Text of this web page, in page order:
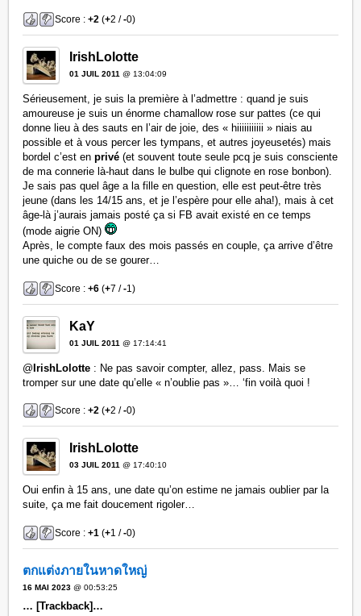
Score :+2 (+2 /-0)
IrishLolotte
01 JUIL 2011 @ 13:04:09
Sérieusement, je suis la première à l’admettre : quand je suis
amoureuse je suis un énorme chamallow rose sur pattes (ce qui
donne lieu à des sauts en l’air de joie, des « hiiiiiiiiiii » niais au
possible et à vous percer les tympans, et autres joyeusetés) mais
bordel c’est enprivé(et souvent toute seule pcq je suis consciente
de ma connerie là-haut dans le bulbe qui clignote en rose bonbon).
Je sais pas quel âge a la fille en question, elle est peut-être très
jeune (dans les 14/15 ans, et je l’espère pour elle aha!), mais à cet
âge-là j’aurais jamais posté ça si FB avait existé en ce temps
(mode aigrie ON)
Après, le compte faux des mois passés en couple, ça arrive d’être
une quiche ou de se gourer…
Score :+6 (+7 /-1)
KaY
01 JUIL 2011 @ 17:14:41
@ IrishLolotte : Ne pas savoir compter, allez, pass. Mais se
tromper sur une date qu’elle « n’oublie pas »… ‘fin voilà quoi !
Score :+2 (+2 /-0)
IrishLolotte
03 JUIL 2011 @ 17:40:10
Oui enfin à 15 ans, une date qu’on estime ne jamais oublier par la
suite, ça me fait doucement rigoler…
Score :+1 (+1 /-0)
ตกแต่งภายในหาดใหญ่
16 MAI 2023 @ 00:53:25
… [Trackback]…